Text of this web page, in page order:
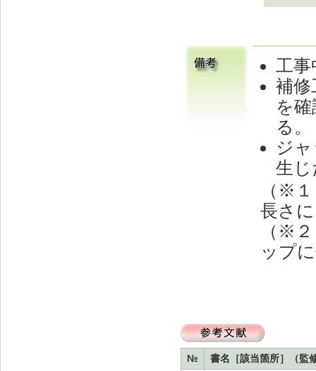
工事
補修
を
る。
ジ
生じ
（※
長さ
（※
ップ
№ 書名［該当箇所］（監